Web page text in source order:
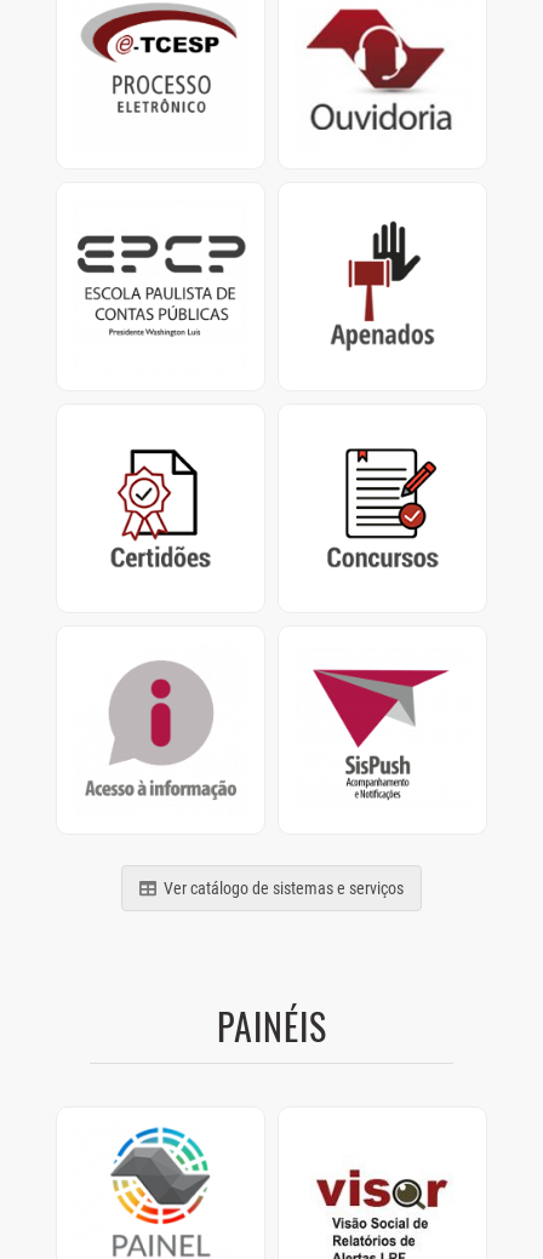
Sistema de Processo
Eletrônico
Ouvidoria do
TCESP: Central de
Atendimento
0800.800.7575
Escola Paulista de
Contas Públicas
Presidente Washington
Luís.
Impedimentos de
Contrato / Licitação,
Certificado de
Apenamento e
Certidão Negativa de
Contas Julgadas
Irregulares e Certidão de
Tempo de Contribuição
Concursos encerrados,
em andamento e
abertos do Tribunal de
Contas do Estado de São
Pedidos de Acesso nos
termos da Lei nº
12.527/2011
Sistema de
Acompanhamento e
Notificações de
relatórios, processos e
comunicados
Ver catálogo de sistemas e serviços
PAINÉIS
Painel Clima SP
Painel com dados de
como os Municípios
estão se preparando
Visão Social de
Relatórios de Alertas
LRF.